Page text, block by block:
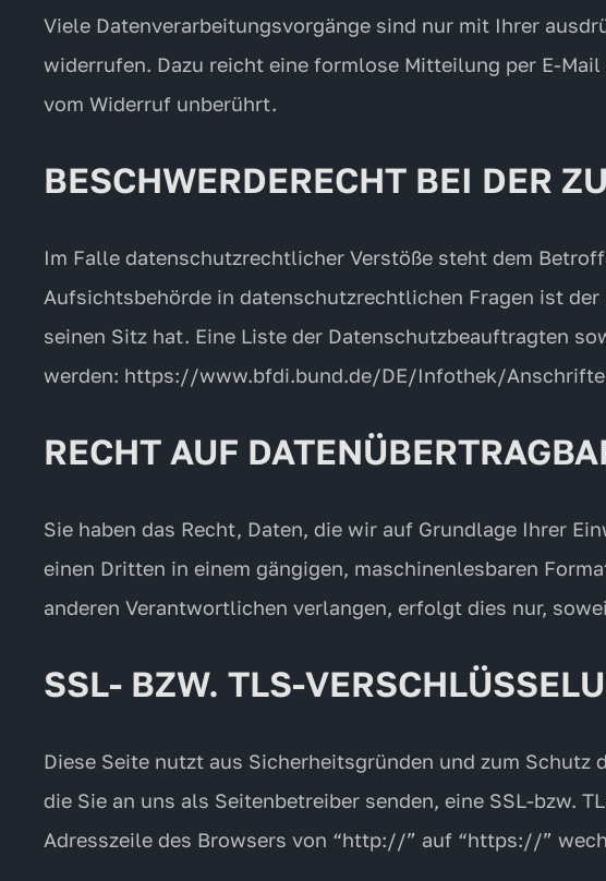
Viele Datenverarbeitungsvorgänge sind nur mit Ihrer
widerrufen. Dazu reicht eine formlose Mitteilung per E-
vom Widerruf unberührt.
BESCHWERDERECHT BEI DER
Im Falle datenschutzrechtlicher Verstöße steht dem
Aufsichtsbehörde in datenschutzrechtlichen Fragen ist
seinen Sitz hat. Eine Liste der Datenschutzbeauftragten
werden: https://www.bfdi.bund.de/DE/Infothek/
RECHT AUF
Sie haben das Recht, Daten, die wir auf Grundlage Ihrer
einen Dritten in einem gängigen, maschinenlesbaren
anderen Verantwortlichen verlangen, erfolgt dies nur,
SSL- BZW. TLS-
Diese Seite nutzt aus Sicherheitsgründen und zum
die Sie an uns als Seitenbetreiber senden, eine SSL-bzw.
Adresszeile des Browsers von “http://” auf “https://”